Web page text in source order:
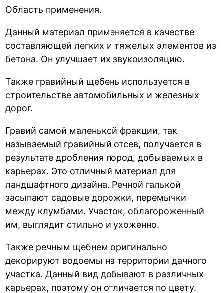
Область применения.
Данный материал применяется в качестве
составляющей легких и тяжелых элементов из
бетона. Он улучшает их звукоизоляцию.
Также гравийный щебень используется в
строительстве автомобильных и железных
дорог.
Гравий самой маленькой фракции, так
называемый гравийный отсев, получается в
результате дробления пород, добываемых в
карьерах. Это отличный материал для
ландшафтного дизайна. Речной галькой
засыпают садовые дорожки, перемычки
между клумбами. Участок, облагороженный
им, выглядит стильно и ухоженно.
Также речным щебнем оригинально
декорируют водоемы на территории дачного
участка. Данный вид добывают в различных
карьерах, поэтому он отличается по цвету.